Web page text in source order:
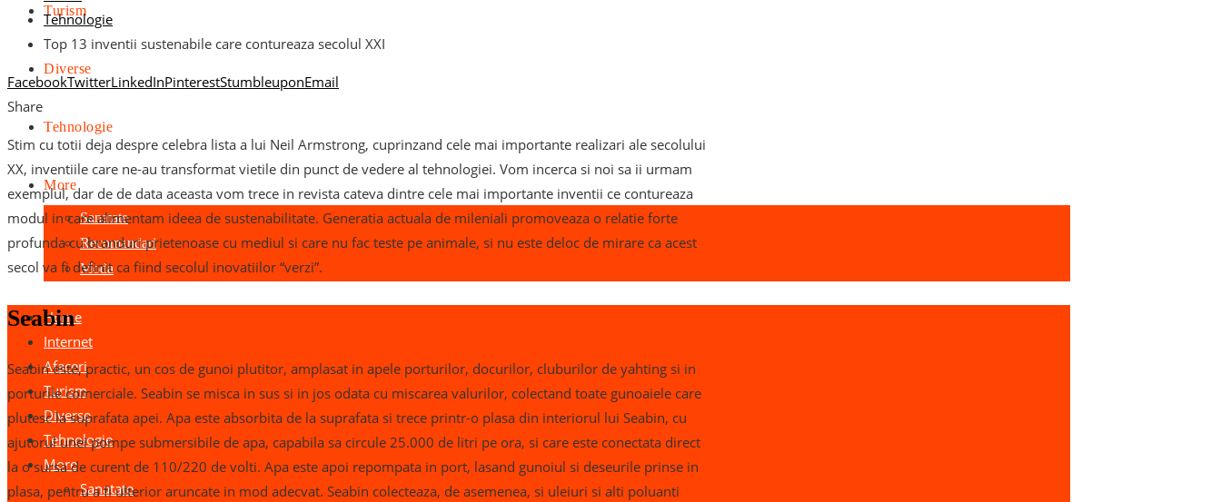
Turism
Diverse
Tehnologie
More
Sanatate
Recomandari
Moda
Home
Internet
Afaceri
Turism
Diverse
Tehnologie
More
Sanatate
Tehnologie
Top 13 inventii sustenabile care contureaza secolul XXI
FacebookTwitterLinkedInPinterestStumbleuponEmail
Share
Stim cu totii deja despre celebra lista a lui Neil Armstrong, cuprinzand cele mai importante realizari ale secolului
XX, inventiile care ne-au transformat vietile din punct de vedere al tehnologiei. Vom incerca si noi sa ii urmam
exemplul, dar de de data aceasta vom trece in revista cateva dintre cele mai importante inventii ce contureaza
modul in care alimentam ideea de sustenabilitate. Generatia actuala de mileniali promoveaza o relatie forte
profunda cu branduri prietenoase cu mediul si care nu fac teste pe animale, si nu este deloc de mirare ca acest
secol va fi definit ca fiind secolul inovatiilor “verzi”.
Seabin
Seabin este, practic, un cos de gunoi plutitor, amplasat in apele porturilor, docurilor, cluburilor de yahting si in
porturile comerciale. Seabin se misca in sus si in jos odata cu miscarea valurilor, colectand toate gunoaiele care
plutesc la suprafata apei. Apa este absorbita de la suprafata si trece printr-o plasa din interiorul lui Seabin, cu
ajutorul unei pompe submersibile de apa, capabila sa circule 25.000 de litri pe ora, si care este conectata direct
la o sursa de curent de 110/220 de volti. Apa este apoi repompata in port, lasand gunoiul si deseurile prinse in
plasa, pentru a fi ulterior aruncate in mod adecvat. Seabin colecteaza, de asemenea, si uleiuri si alti poluanti